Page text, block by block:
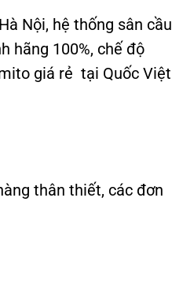
Nội, hệ thống sân cầu
hãng 100%, chế độ
giá rẻ tại Quốc Việt
thân thiết, các đơn